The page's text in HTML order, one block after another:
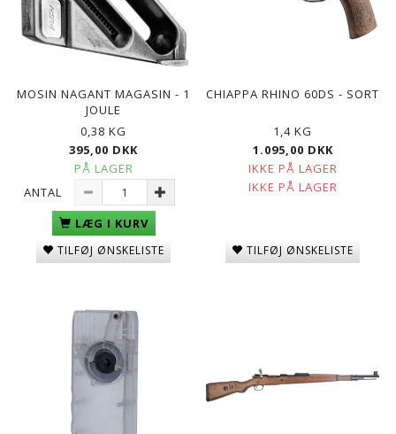
MOSIN NAGANT MAGASIN - 1
JOULE
0,38 KG
395,00 DKK
PÅ LAGER
ANTAL
LÆG I KURV
TILFØJ ØNSKELISTE
CHIAPPA RHINO 60DS - SORT
1,4 KG
1.095,00 DKK
IKKE PÅ LAGER
IKKE PÅ LAGER
TILFØJ ØNSKELISTE